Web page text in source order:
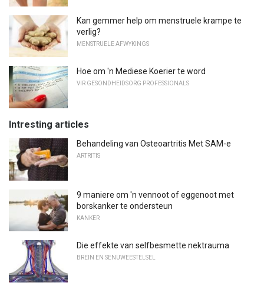
Kan gemmer help om menstruele krampe te
verlig?
MENSTRUELE AFWYKINGS
Hoe om 'n Mediese Koerier te word
VIR GESONDHEIDSORG PROFESSIONALS
Intresting articles
Behandeling van Osteoartritis Met SAM-e
ARTRITIS
9 maniere om 'n vennoot of eggenoot met
borskanker te ondersteun
KANKER
Die effekte van selfbesmette nektrauma
BREIN EN SENUWEESTELSEL